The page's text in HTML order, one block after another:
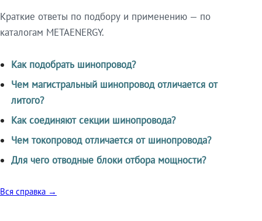
Краткие ответы по подбору и применению — по
каталогам METAENERGY.
Как подобрать шинопровод?
Чем магистральный шинопровод отличается от
литого?
Как соединяют секции шинопровода?
Чем токопровод отличается от шинопровода?
Для чего отводные блоки отбора мощности?
Вся справка →